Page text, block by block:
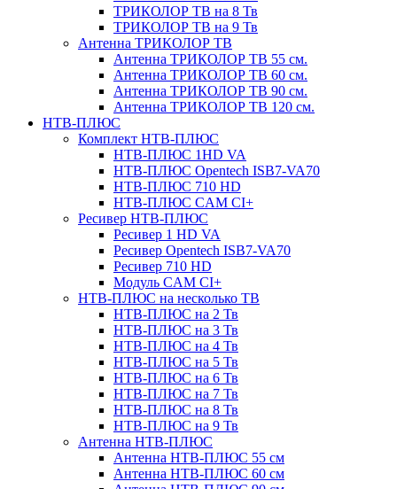
ТРИКОЛОР ТВ на 8 Тв
ТРИКОЛОР ТВ на 9 Тв
Антенна ТРИКОЛОР ТВ
Антенна ТРИКОЛОР ТВ 55 см.
Антенна ТРИКОЛОР ТВ 60 см.
Антенна ТРИКОЛОР ТВ 90 см.
Антенна ТРИКОЛОР ТВ 120 см.
НТВ-ПЛЮС
Комплект НТВ-ПЛЮС
НТВ-ПЛЮС 1HD VA
НТВ-ПЛЮС Opentech ISB7-VA70
НТВ-ПЛЮС 710 HD
НТВ-ПЛЮС CAM CI+
Ресивер НТВ-ПЛЮС
Ресивер 1 HD VA
Ресивер Opentech ISB7-VA70
Ресивер 710 HD
Модуль CAM CI+
НТВ-ПЛЮС на несколько ТВ
НТВ-ПЛЮС на 2 Тв
НТВ-ПЛЮС на 3 Тв
НТВ-ПЛЮС на 4 Тв
НТВ-ПЛЮС на 5 Тв
НТВ-ПЛЮС на 6 Тв
НТВ-ПЛЮС на 7 Тв
НТВ-ПЛЮС на 8 Тв
НТВ-ПЛЮС на 9 Тв
Антенна НТВ-ПЛЮС
Антенна НТВ-ПЛЮС 55 см
Антенна НТВ-ПЛЮС 60 см